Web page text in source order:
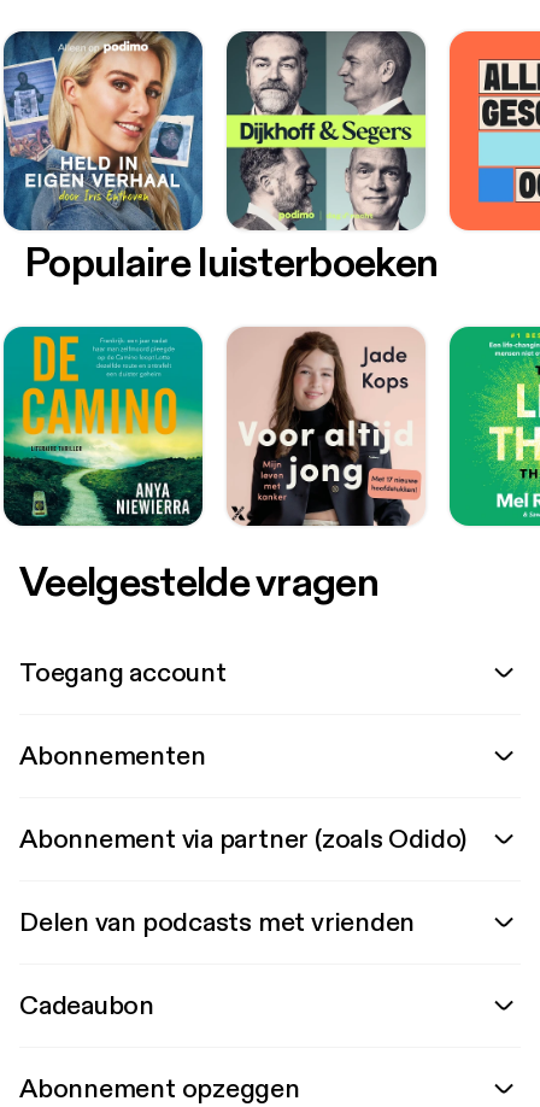
Populaire luisterboeken
Veelgestelde vragen
Toegang account
Abonnementen
Abonnement via partner (zoals Odido)
Delen van podcasts met vrienden
Cadeaubon
Abonnement opzeggen